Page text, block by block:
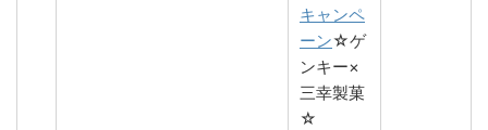
キャンペ
ーン☆ゲ
ンキー×
三幸製菓
☆